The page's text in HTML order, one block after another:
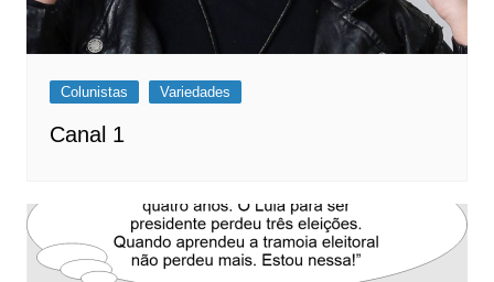
Colunistas Variedades
Canal 1